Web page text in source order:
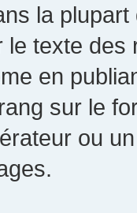
la
le texte
en
sur le
ou